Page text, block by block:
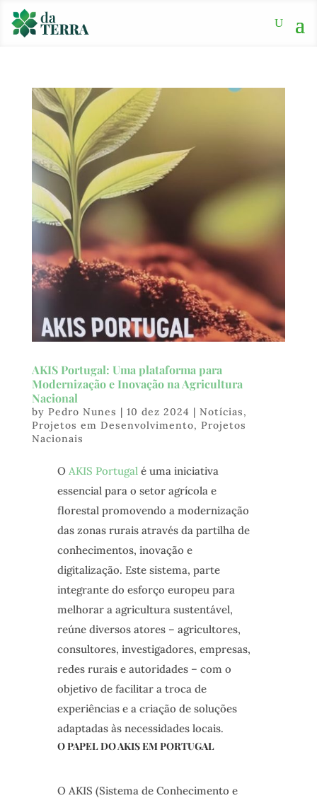
AKIS Portugal: Uma plataforma para
Modernização e Inovação na Agricultura
Nacional
by Pedro Nunes | 10 dez 2024 | Notícias,
Projetos em Desenvolvimento, Projetos
Nacionais
O AKIS Portugal é uma iniciativa
essencial para o setor agrícola e
florestal promovendo a modernização
das zonas rurais através da partilha de
conhecimentos, inovação e
digitalização. Este sistema, parte
integrante do esforço europeu para
melhorar a agricultura sustentável,
reúne diversos atores – agricultores,
consultores, investigadores, empresas,
redes rurais e autoridades – com o
objetivo de facilitar a troca de
experiências e a criação de soluções
adaptadas às necessidades locais.
O PAPEL DO AKIS EM PORTUGAL
O AKIS (Sistema de Conhecimento e